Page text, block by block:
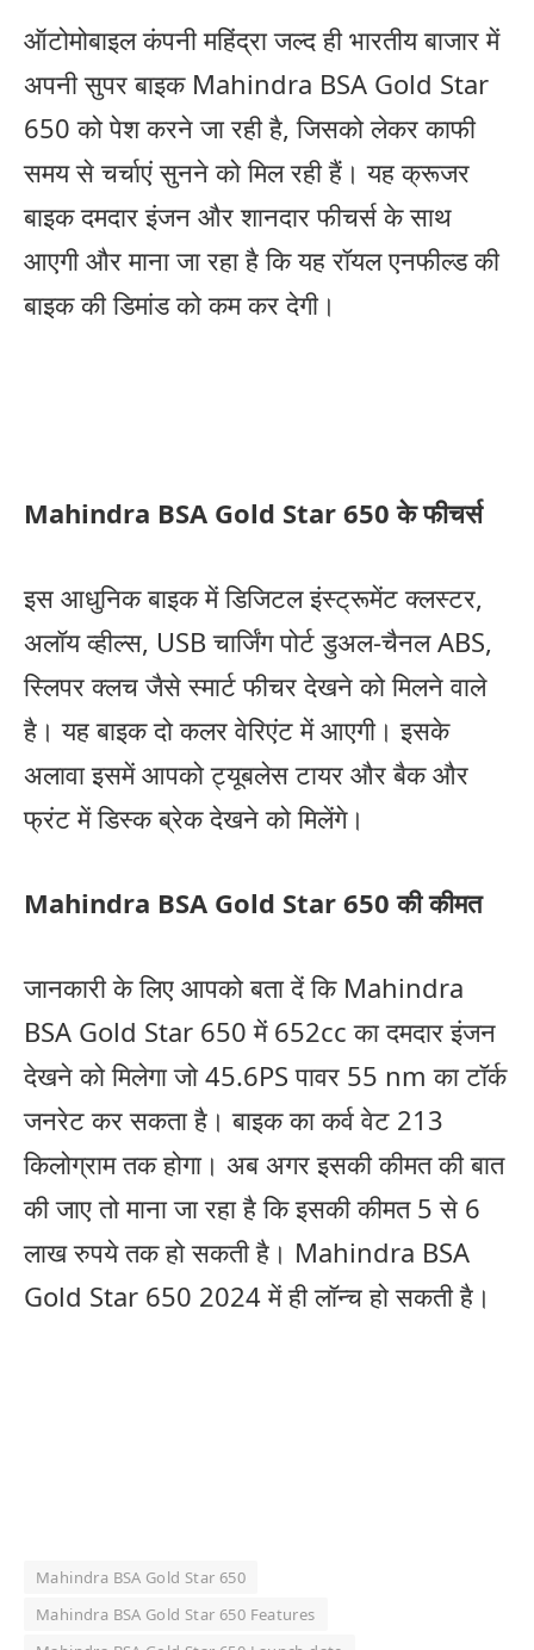
ऑटोमोबाइल कंपनी महिंद्रा जल्द ही भारतीय बाजार में
अपनी सुपर बाइक Mahindra BSA Gold Star
650 को पेश करने जा रही है, जिसको लेकर काफी
समय से चर्चाएं सुनने को मिल रही हैं। यह क्रूजर
बाइक दमदार इंजन और शानदार फीचर्स के साथ
आएगी और माना जा रहा है कि यह रॉयल एनफील्ड की
बाइक की डिमांड को कम कर देगी।
Mahindra BSA Gold Star 650 के फीचर्स
इस आधुनिक बाइक में डिजिटल इंस्ट्रूमेंट क्लस्टर,
अलॉय व्हील्स, USB चार्जिंग पोर्ट डुअल-चैनल ABS,
स्लिपर क्लच जैसे स्मार्ट फीचर देखने को मिलने वाले
है। यह बाइक दो कलर वेरिएंट में आएगी। इसके
अलावा इसमें आपको ट्यूबलेस टायर और बैक और
फ्रंट में डिस्क ब्रेक देखने को मिलेंगे।
Mahindra BSA Gold Star 650 की कीमत
जानकारी के लिए आपको बता दें कि Mahindra
BSA Gold Star 650 में 652cc का दमदार इंजन
देखने को मिलेगा जो 45.6PS पावर 55 nm का टॉर्क
जनरेट कर सकता है। बाइक का कर्व वेट 213
किलोग्राम तक होगा। अब अगर इसकी कीमत की बात
की जाए तो माना जा रहा है कि इसकी कीमत 5 से 6
लाख रुपये तक हो सकती है। Mahindra BSA
Gold Star 650 2024 में ही लॉन्च हो सकती है।
Mahindra BSA Gold Star 650
Mahindra BSA Gold Star 650 Features